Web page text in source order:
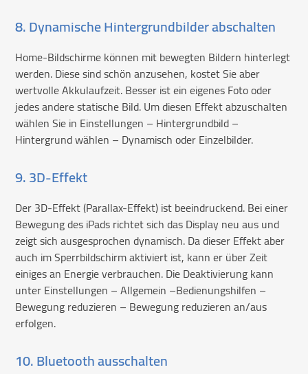
8. Dynamische Hintergrundbilder abschalten
Home-Bildschirme können mit bewegten Bildern hinterlegt
werden. Diese sind schön anzusehen, kostet Sie aber
wertvolle Akkulaufzeit. Besser ist ein eigenes Foto oder
jedes andere statische Bild. Um diesen Effekt abzuschalten
wählen Sie in Einstellungen – Hintergrundbild –
Hintergrund wählen – Dynamisch oder Einzelbilder.
9. 3D-Effekt
Der 3D-Effekt (Parallax-Effekt) ist beeindruckend. Bei einer
Bewegung des iPads richtet sich das Display neu aus und
zeigt sich ausgesprochen dynamisch. Da dieser Effekt aber
auch im Sperrbildschirm aktiviert ist, kann er über Zeit
einiges an Energie verbrauchen. Die Deaktivierung kann
unter Einstellungen – Allgemein –Bedienungshilfen –
Bewegung reduzieren – Bewegung reduzieren an/aus
erfolgen.
10. Bluetooth ausschalten